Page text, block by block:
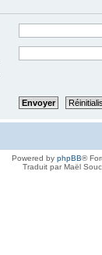
Powered by phpBB®
Traduit par Maël